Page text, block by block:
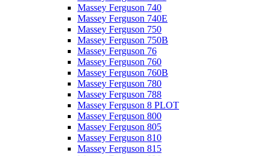
Massey Ferguson 740
Massey Ferguson 740E
Massey Ferguson 750
Massey Ferguson 750B
Massey Ferguson 76
Massey Ferguson 760
Massey Ferguson 760B
Massey Ferguson 780
Massey Ferguson 788
Massey Ferguson 8 PLOT
Massey Ferguson 800
Massey Ferguson 805
Massey Ferguson 810
Massey Ferguson 815